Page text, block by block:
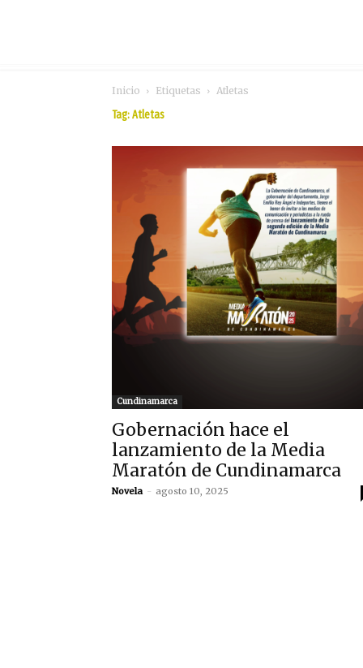
Inicio Etiquetas Atletas
Tag: Atletas
Cundinamarca
Gobernación hace el
lanzamiento de la Media
Maratón de Cundinamarca
Novela - agosto 10, 2025